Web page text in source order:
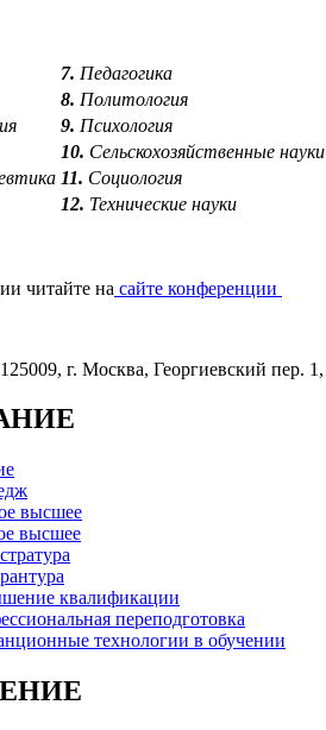
7. Педагогика
8. Политология
9. Психология
10. Сельскохозяйственные науки
11. Социология
12. Технические науки
читайте на сайте конференции
125009, г. Москва, Георгиевский пер. 1,
высшее
высшее
квалификации
переподготовка
технологии в обучении